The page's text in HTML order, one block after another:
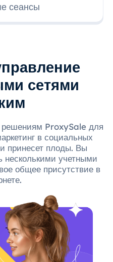
сеансы
сетями
решениям ProxySale для
в социальных
принесет плоды. Вы
несколькими учетными
общее присутствие в